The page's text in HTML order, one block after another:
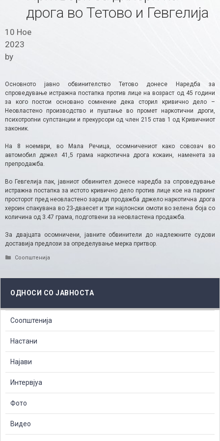
дрога во Тетово и Гевгелија
10 Ное
2023
by
Основното јавно обвинителство Тетово донесе Наредба за
спроведување истражна постапка против лице на возраст од 45 години
за кого постои основано сомнение дека сторил кривично дело –
Неовластено производство и пуштање во промет наркотични дроги,
психотропни супстанции и прекурсори од член 215 став 1 од Кривичниот
законик.
На 8 ноември, во Мала Речица, осомничениот како совозач во
автомобил држел 41,5 грама наркотична дрога кокаин, наменета за
препродажба.
Во Гевгелија пак, јавниот обвинител донесе наредба за спроведување
истражна постапка за истото кривично дело против лице кое на паркинг
просторот пред неовластено заради продажба држело наркотична дрога
хероин спакувана во 23-дваесет и три најлонски омоти во зелена боја со
количина од 3.47 грама, подготвени за неовластена продажба.
За двајцата осомничени, јавните обвинители до надлежните судови
доставија предлози за определување мерка притвор.
Categories
Соопштенија
ОДНОСИ СО ЈАВНОСТА
Соопштенија
Настани
Најави
Интервјуа
Фото
Видео